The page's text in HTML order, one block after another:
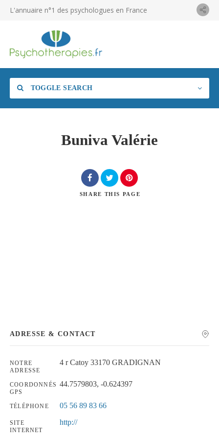
L'annuaire n°1 des psychologues en France
TOGGLE SEARCH
Buniva Valérie
SHARE THIS PAGE
ADRESSE & CONTACT
NOTRE
ADRESSE
4 r Catoy 33170 GRADIGNAN
COORDONNÉS
GPS
44.7579803, -0.624397
TÉLÉPHONE 05 56 89 83 66
SITE
INTERNET
http://